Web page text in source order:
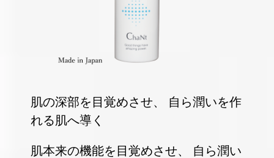
肌の深部を目覚めさせ、
自ら潤いを作
れる肌へ導く
肌本来の機能を目覚めさせ、
自ら潤い